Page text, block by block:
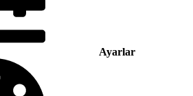
Ayarlar